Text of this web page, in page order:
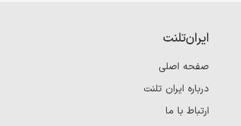
ایران‌تلنت
صفحه اصلی
درباره ایران تلنت
ارتباط با ما